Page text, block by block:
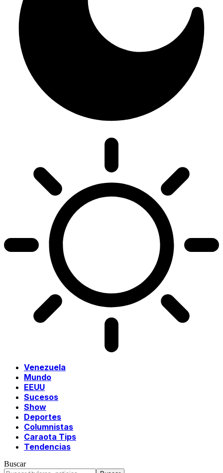
Venezuela
Mundo
EEUU
Sucesos
Show
Deportes
Columnistas
Caraota Tips
Tendencias
Buscar